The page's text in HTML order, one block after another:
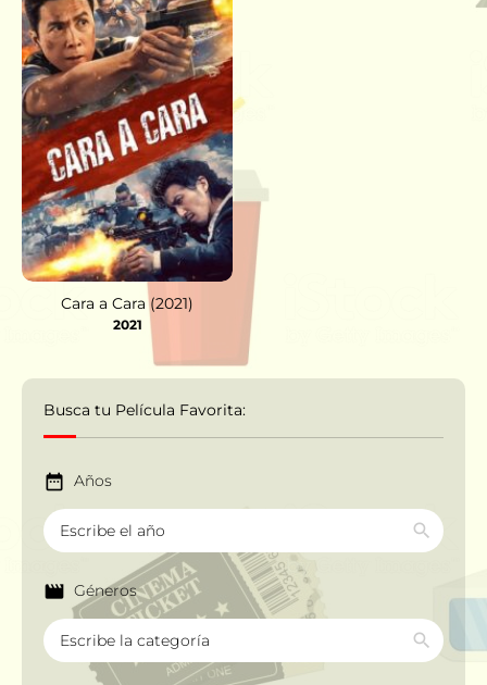
Cara a Cara (2021)
2021
Busca tu Película Favorita:
Años
Géneros